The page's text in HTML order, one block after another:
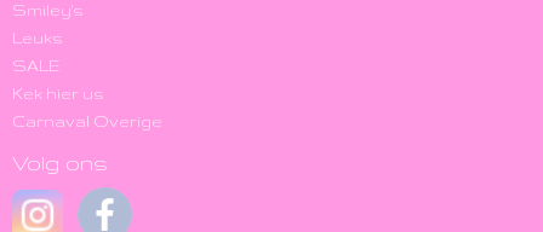
Smiley's
Leuks
SALE
Kek hier us
Carnaval Overige
Volg ons